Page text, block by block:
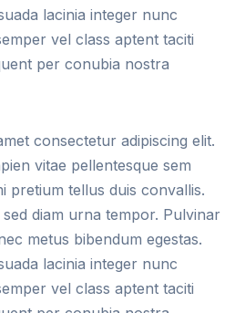
lacinia integer nunc
vel class aptent taciti
per conubia nostra
consectetur adipiscing elit.
vitae pellentesque sem
pretium tellus duis convallis.
diam urna tempor. Pulvinar
metus bibendum egestas.
lacinia integer nunc
vel class aptent taciti